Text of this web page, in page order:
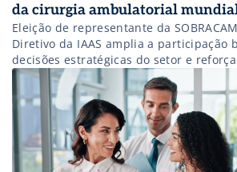
da cirurgia ambulatorial
Eleição de representante da
Diretivo da IAAS amplia a participação
decisões estratégicas do setor e
nas discussões internacionais sobre
mais eficientes.